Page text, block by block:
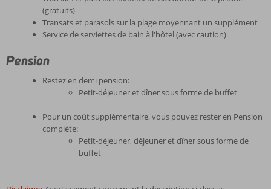
(gratuits)
Transats et parasols sur la plage moyennant un supplément
Service de serviettes de bain à l'hôtel (avec caution)
Pension
Restez en demi pension:
Petit-déjeuner et dîner sous forme de buffet
Pour un coût supplémentaire, vous pouvez rester en Pension
complète:
Petit-déjeuner, déjeuner et dîner sous forme de
buffet